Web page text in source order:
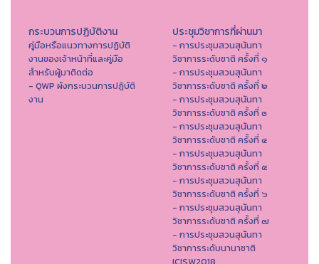
กระบวนการปฏิบัติงาน
คู่มือหรือแนวทางการปฏิบัติ
งานของเจ้าหน้าที่และคู่มือ
สำหรับผู้มาติดต่อ
- QWP ผังกระบวนการปฏิบัติ
งาน
ประชุมวิชาการที่ผ่านมา
- การประชุมสวนสุนันทา
วิชาการระดับชาติ ครั้งที่ ๑
- การประชุมสวนสุนันทา
วิชาการระดับชาติ ครั้งที่ ๒
- การประชุมสวนสุนันทา
วิชาการระดับชาติ ครั้งที่ ๓
- การประชุมสวนสุนันทา
วิชาการระดับชาติ ครั้งที่ ๔
- การประชุมสวนสุนันทา
วิชาการระดับชาติ ครั้งที่ ๕
- การประชุมสวนสุนันทา
วิชาการระดับชาติ ครั้งที่ ๖
- การประชุมสวนสุนันทา
วิชาการระดับชาติ ครั้งที่ ๗
- การประชุมสวนสุนันทา
วิชาการระดับนานาชาติ